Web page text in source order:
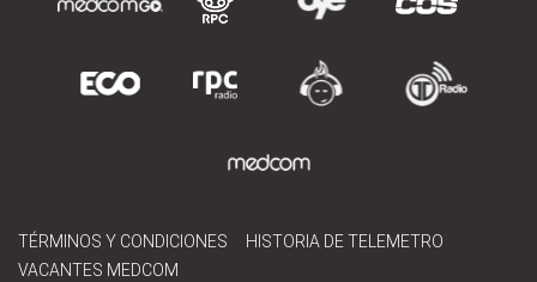
TÉRMINOS Y CONDICIONES
HISTORIA DE TELEMETRO
VACANTES MEDCOM